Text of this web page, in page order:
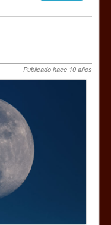
Publicado hace 10 años